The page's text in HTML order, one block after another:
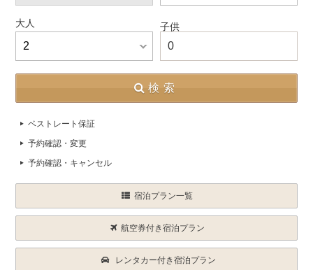
大人 子供
0
検索
ベストレート保証
予約確認・変更
予約確認・キャンセル
宿泊プラン一覧
航空券付き宿泊プラン
レンタカー付き宿泊プラン